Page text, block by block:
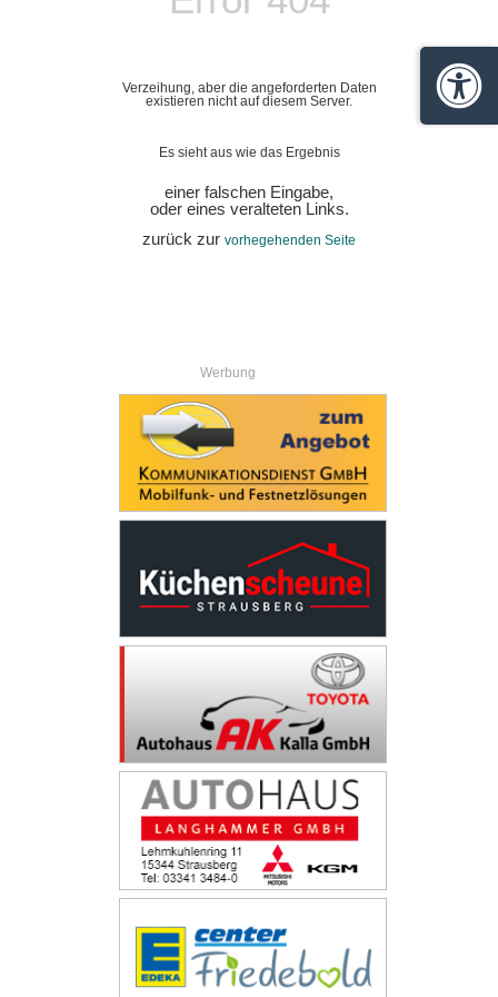
Verzeihung, aber die angeforderten Daten
existieren nicht auf diesem Server.
Es sieht aus wie das Ergebnis
einer falschen Eingabe,
oder eines veralteten Links.
zurück zur vorhegehenden Seite
Werbung